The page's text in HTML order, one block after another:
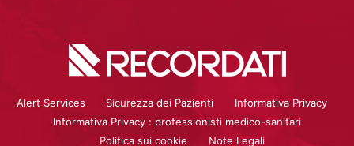
Alert Services Sicurezza dei Pazienti
Informativa Privacy
Informativa Privacy : professionisti medico-sanitari
Politica sui cookie
Note Legali